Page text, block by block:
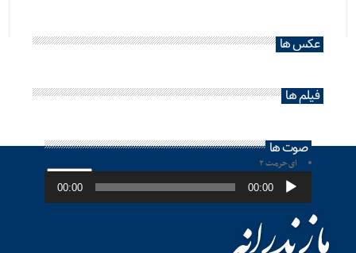
عکس ها
فیلم ها
صوت ها
ای حرمت ۲
پخش‌کننده
صوت 00:00
00:00